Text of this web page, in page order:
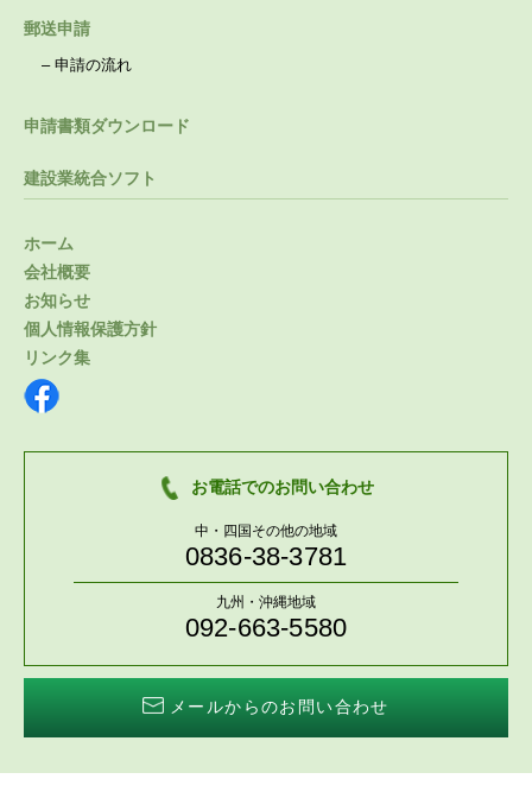
郵送申請
– 申請の流れ
申請書類ダウンロード
建設業統合ソフト
ホーム
会社概要
お知らせ
個人情報保護方針
リンク集
お電話でのお問い合わせ
中・四国その他の地域
0836-38-3781
九州・沖縄地域
092-663-5580
メールからのお問い合わせ